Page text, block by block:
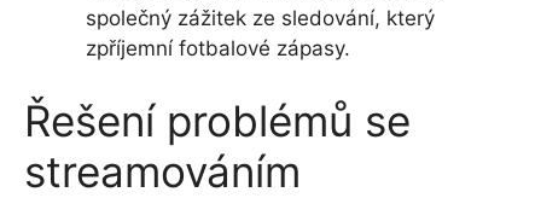
společný zážitek ze sledování, který
zpříjemní fotbalové zápasy.
Řešení problémů se
streamováním